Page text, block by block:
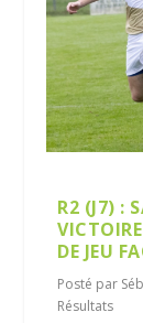
R2 (J7) :
DE JEU
Posté par
Résultats